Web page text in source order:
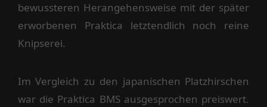
bewussteren Herangehensweise mit der später
erworbenen Praktica letztendlich noch reine
Knipserei.
Im Vergleich zu den japanischen Platzhirschen
war die Praktica BMS ausgesprochen preiswert.